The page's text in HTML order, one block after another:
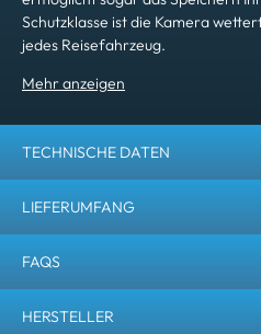
Schutzklasse ist die Kamera
jedes Reisefahrzeug.
TECHNISCHE DATEN
LIEFERUMFANG
FAQS
HERSTELLER